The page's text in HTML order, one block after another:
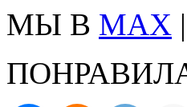
МЫ В MAX |